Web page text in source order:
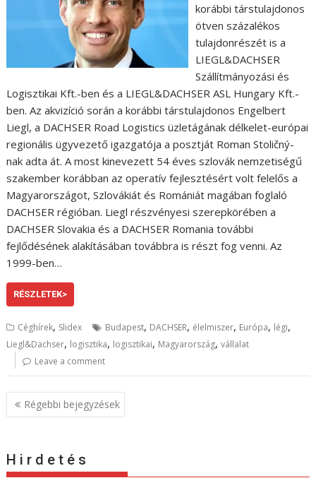
korábbi társtulajdonos
ötven százalékos
tulajdonrészét is a
LIEGL&DACHSER
Szállítmányozási és
Logisztikai Kft.-ben és a LIEGL&DACHSER ASL Hungary Kft.-
ben. Az akvizíció során a korábbi társtulajdonos Engelbert
Liegl, a DACHSER Road Logistics üzletágának délkelet-európai
regionális ügyvezető igazgatója a posztját Roman Stoličný-
nak adta át. A most kinevezett 54 éves szlovák nemzetiségű
szakember korábban az operatív fejlesztésért volt felelős a
Magyarországot, Szlovákiát és Romániát magában foglaló
DACHSER régióban. Liegl részvényesi szerepkörében a
DACHSER Slovakia és a DACHSER Romania további
fejlődésének alakításában továbbra is részt fog venni. Az
1999-ben…
RÉSZLETEK>
Céghírek, Slidex Budapest, DACHSER, élelmiszer, Európa, légi,
Liegl&Dachser, logisztika, logisztikai, Magyarország,vállalat
Leave a comment
B
e
e
g
Régebbi bejegyzések
H i r d e t é s